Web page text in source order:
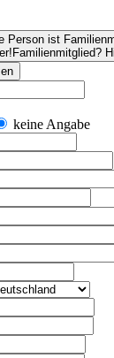
Person ist
Familienmitglied?
keine Angabe